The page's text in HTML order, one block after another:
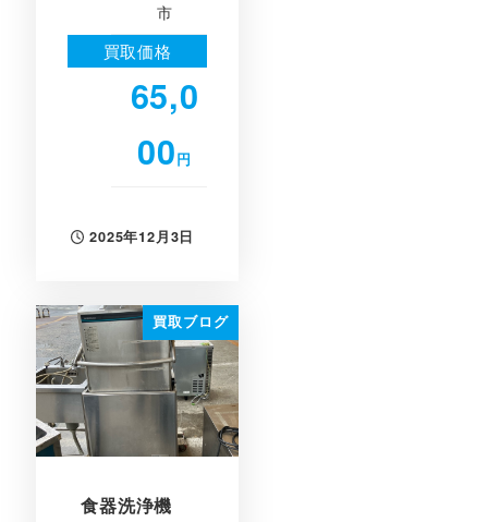
市
買取価格
65,0
00円
投稿日
2025年12月3日
買取ブログ
食器洗浄機